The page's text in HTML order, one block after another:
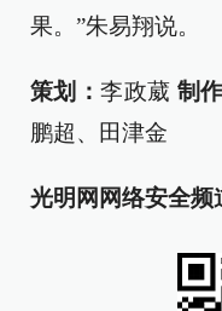
果。”朱易翔说。
策划：李政葳 制作
鹏超、田津金
光明网网络安全频